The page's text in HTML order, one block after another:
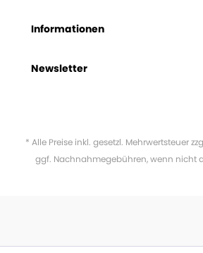
Informationen
Newsletter
* Alle Preise inkl. gesetzl. Mehrwertsteuer
ggf. Nachnahmegebühren, wenn nicht